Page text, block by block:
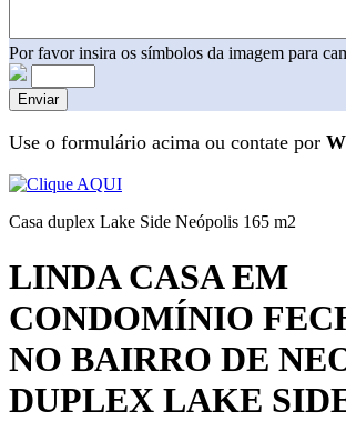
Por favor insira os símbolos da imagem para
Use o formulário acima ou contate por
Casa duplex Lake Side Neópolis 165 m2
LINDA CASA EM
CONDOMÍNIO
NO BAIRRO DE
DUPLEX LAKE